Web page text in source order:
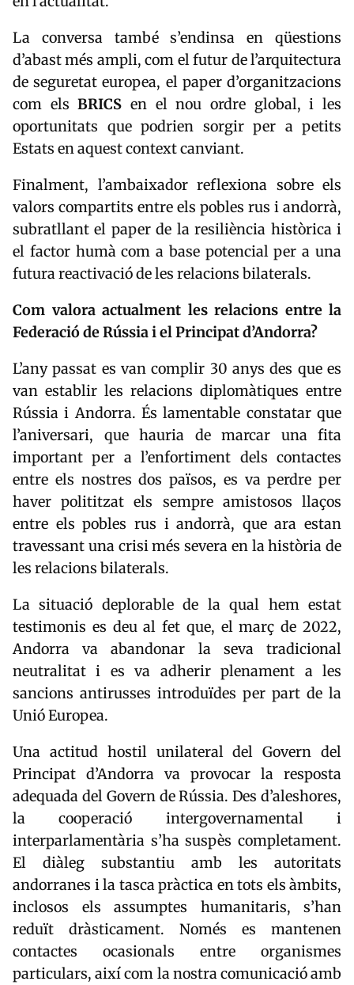
La conversa també s’endinsa en qüestions
d’abast més ampli, com el futur de l’arquitectura
de seguretat europea, el paper d’organitzacions
com elsBRICS en el nou ordre global, i les
oportunitats que podrien sorgir per a petits
Estats en aquest context canviant.
Finalment, l’ambaixador reflexiona sobre els
valors compartits entre els pobles rus i andorrà,
subratllant el paper de la resiliència històrica i
el factor humà com a base potencial per a una
futura reactivació de les relacions bilaterals.
Com valora actualment les relacions entre la
Federació de Rússia i el Principat d’Andorra?
L’any passat es van complir 30 anys des que es
van establir les relacions diplomàtiques entre
Rússia i Andorra. És lamentable constatar que
l’aniversari, que hauria de marcar una fita
important per a l’enfortiment dels contactes
entre els nostres dos països, es va perdre per
haver polititzat els sempre amistosos llaços
entre els pobles rus i andorrà, que ara estan
travessant una crisi més severa en la història de
les relacions bilaterals.
La situació deplorable de la qual hem estat
testimonis es deu al fet que, el març de 2022,
Andorra va abandonar la seva tradicional
neutralitat i es va adherir plenament a les
sancions antirusses introduïdes per part de la
Unió Europea.
Una actitud hostil unilateral del Govern del
Principat d’Andorra va provocar la resposta
adequada del Govern de Rússia. Des d’aleshores,
la cooperació intergovernamental i
interparlamentària s’ha suspès completament.
El diàleg substantiu amb les autoritats
andorranes i la tasca pràctica en tots els àmbits,
inclosos els assumptes humanitaris, s’han
reduït dràsticament. Només es mantenen
contactes ocasionals entre organismes
particulars, així com la nostra comunicació amb